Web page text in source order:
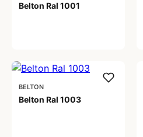
Belton Ral 1001
BELTON
Belton Ral 1003